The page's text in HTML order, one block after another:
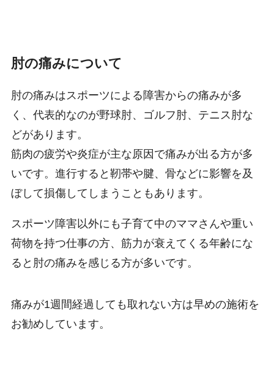
肘の痛みについて
肘の痛みはスポーツによる障害からの痛みが多
く、代表的なのが野球肘、ゴルフ肘、テニス肘な
どがあります。
筋肉の疲労や炎症が主な原因で痛みが出る方が多
いです。進行すると靭帯や腱、骨などに影響を及
ぼして損傷してしまうこともあります。
スポーツ障害以外にも子育て中のママさんや重い
荷物を持つ仕事の方、筋力が衰えてくる年齢にな
ると肘の痛みを感じる方が多いです。
痛みが1週間経過しても取れない方は早めの施術を
お勧めしています。